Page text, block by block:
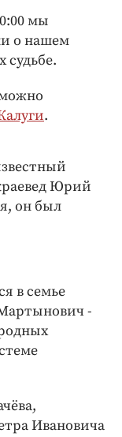
мы
о нашем
судьбе.
.
Юрий
он был
в семье
-
Ивановича